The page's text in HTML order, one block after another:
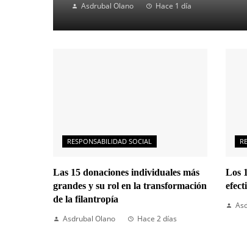
Asdrubal Olano Hace 1 día
RESPONSABILIDAD SOCIAL
Las 15 donaciones individuales más
grandes y su rol en la transformación
de la filantropía
Asdrubal Olano
Hace 2 días
Los